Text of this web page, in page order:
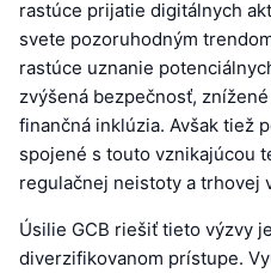
rastúce prijatie digitálnych
svete pozoruhodným
rastúce uznanie
zvýšená bezpečnosť,
finančná inklúzia. Avšak tiež
spojené s touto vznikajúcou
regulačnej neistoty a trhovej
Úsilie GCB riešiť tieto výzvy
diverzifikovanom prístupe.